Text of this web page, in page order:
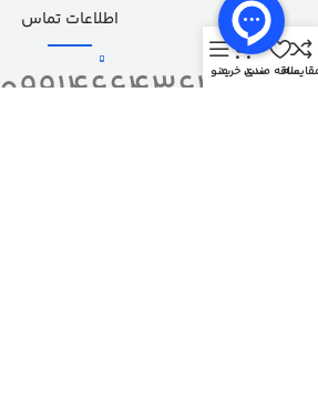
اطلاعات تماس
09914664361 علاقه مندی
0
سبد خریدمنو